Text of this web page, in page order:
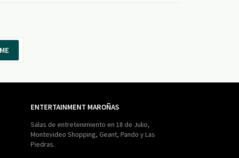
ENTERTAINMENT MAROÑAS
Salas de entretenimiento en 18 de Julio,
Montevideo Shopping, Geant, Pando y Las
Piedras.